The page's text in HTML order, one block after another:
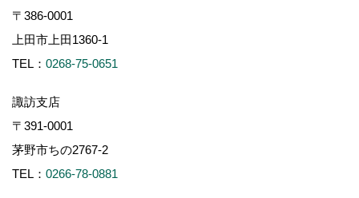
〒386-0001
上田市上田1360-1
TEL： 0268-75-0651
諏訪支店
〒391-0001
茅野市ちの2767-2
TEL： 0266-78-0881